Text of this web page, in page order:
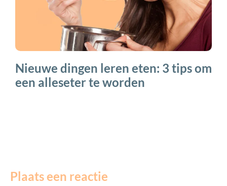
Nieuwe dingen leren eten: 3 tips om
een alleseter te worden
Plaats een reactie